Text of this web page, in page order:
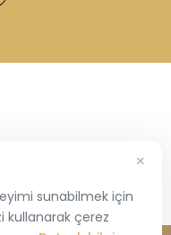
sunabilmek için
kullanarak çerez
×